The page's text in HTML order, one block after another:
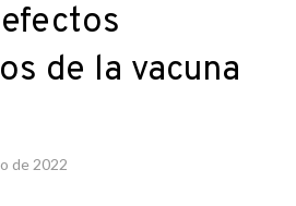
de la vacuna
de 2022